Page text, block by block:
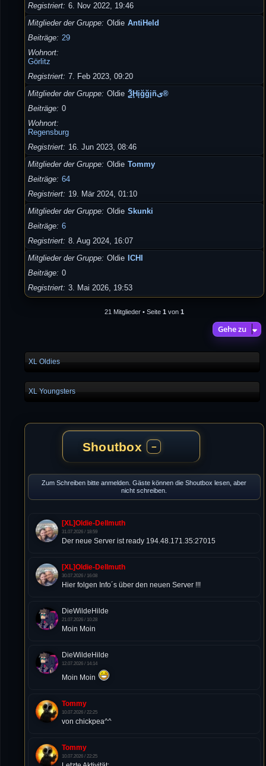
Registriert
6. Nov 2022, 19:46
Mitglieder der Gruppe
Oldie AntiHeld
Beiträge
29
Wohnort
Görlitz
Registriert
7. Feb 2023, 09:20
Mitglieder der Gruppe
Oldie
ѮḨįğğįñى®
Beiträge
0
Wohnort
Regensburg
Registriert
16. Jun 2023, 08:46
Mitglieder der Gruppe
Oldie Tommy
Beiträge
64
Registriert
19. Mär 2024, 01:10
Mitglieder der Gruppe
Oldie Skunki
Beiträge
6
Registriert
8. Aug 2024, 16:07
Mitglieder der Gruppe
Oldie ICHI
Beiträge
0
Registriert
3. Mai 2026, 19:53
21 Mitglieder • Seite 1 von 1
Gehe zu
XL Oldies
XL Youngsters
Shoutbox −
Zum Schreiben bitte anmelden. Gäste können die Shoutbox lesen, aber
nicht schreiben.
[XL]Oldie-Dellmuth
31.07.2026 / 18:59
Der neue Server ist ready 194.48.171.35:27015
[XL]Oldie-Dellmuth
30.07.2026 / 16:08
Hier folgen Info´s über den neuen Server !!!
DieWildeHilde
21.07.2026 / 10:28
Moin Moin
DieWildeHilde
12.07.2026 / 14:14
Moin Moin
Tommy
10.07.2026 / 22:25
von chickpea^^
Tommy
10.07.2026 / 22:25